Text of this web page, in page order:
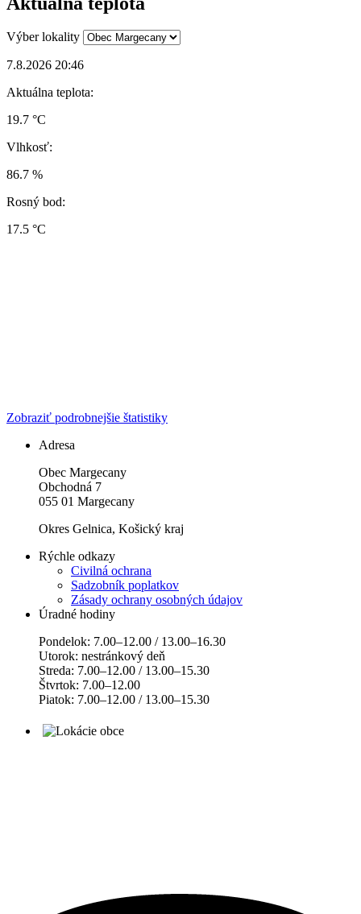
Výber lokality
7.8.2026 20:46
Aktuálna teplota:
19.7 °C
Vlhkosť:
86.7 %
Rosný bod:
17.5 °C
Zobraziť podrobnejšie štatistiky
Adresa
Obec Margecany
Obchodná 7
055 01 Margecany
Okres Gelnica, Košický kraj
Rýchle odkazy
Civilná ochrana
Sadzobník poplatkov
Zásady ochrany osobných údajov
Úradné hodiny
Pondelok: 7.00–12.00 / 13.00–16.30
Utorok: nestránkový deň
Streda: 7.00–12.00 / 13.00–15.30
Štvrtok: 7.00–12.00
Piatok: 7.00–12.00 / 13.00–15.30